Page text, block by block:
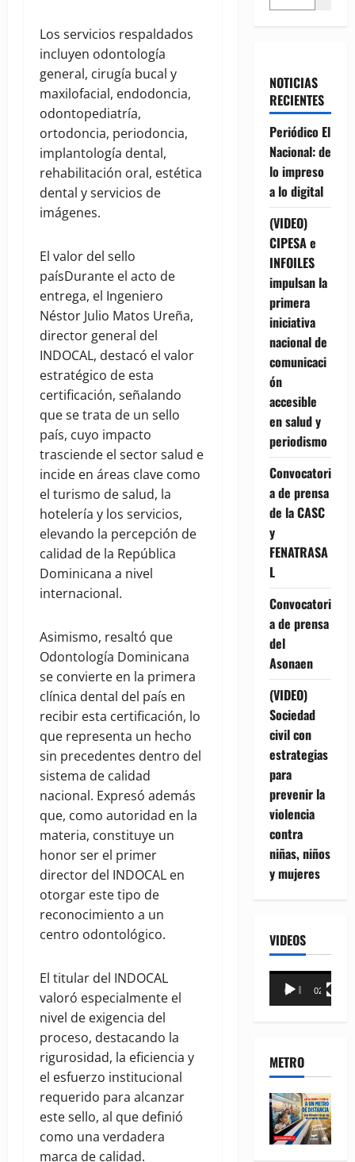
Los servicios respaldados
incluyen odontología
general, cirugía bucal y
maxilofacial, endodoncia,
odontopediatría,
ortodoncia, periodoncia,
implantología dental,
rehabilitación oral, estética
dental y servicios de
imágenes.
El valor del sello
paísDurante el acto de
entrega, el Ingeniero
Néstor Julio Matos Ureña,
director general del
INDOCAL, destacó el valor
estratégico de esta
certificación, señalando
que se trata de un sello
país, cuyo impacto
trasciende el sector salud e
incide en áreas clave como
el turismo de salud, la
hotelería y los servicios,
elevando la percepción de
calidad de la República
Dominicana a nivel
internacional.
Asimismo, resaltó que
Odontología Dominicana
se convierte en la primera
clínica dental del país en
recibir esta certificación, lo
que representa un hecho
sin precedentes dentro del
sistema de calidad
nacional. Expresó además
que, como autoridad en la
materia, constituye un
honor ser el primer
director del INDOCAL en
otorgar este tipo de
reconocimiento a un
centro odontológico.
El titular del INDOCAL
valoró especialmente el
nivel de exigencia del
proceso, destacando la
rigurosidad, la eficiencia y
el esfuerzo institucional
requerido para alcanzar
este sello, al que definió
como una verdadera
marca de calidad.
NOTICIAS
RECIENTES
Periódico El
Nacional: de
lo impreso
a lo digital
(VIDEO)
CIPESA e
INFOILES
impulsan la
primera
iniciativa
nacional de
comunicaci
ón
accesible
en salud y
periodismo
Convocatori
a de prensa
de la CASC
y
FENATRASA
L
Convocatori
a de prensa
del
Asonaen
(VIDEO)
Sociedad
civil con
estrategias
para
prevenir la
violencia
contra
niñas, niños
y mujeres
VIDEOS
Reproductor
00:00 02:18
METRO